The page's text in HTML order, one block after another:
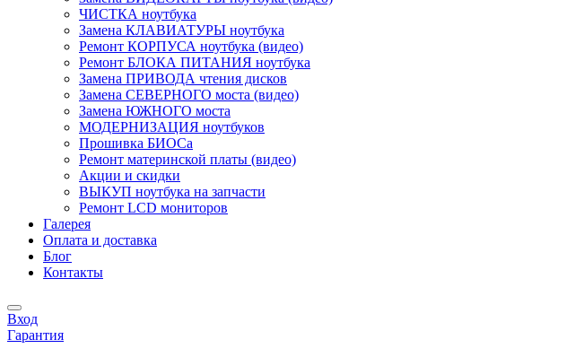
ЧИСТКА ноутбука
Замена КЛАВИАТУРЫ ноутбука
Ремонт КОРПУСА ноутбука (видео)
Ремонт БЛОКА ПИТАНИЯ ноутбука
Замена ПРИВОДА чтения дисков
Замена СЕВЕРНОГО моста (видео)
Замена ЮЖНОГО моста
МОДЕРНИЗАЦИЯ ноутбуков
Прошивка БИОСа
Ремонт материнской платы (видео)
Акции и скидки
ВЫКУП ноутбука на запчасти
Ремонт LCD мониторов
Галерея
Оплата и доставка
Блог
Контакты
Вход
Гарантия